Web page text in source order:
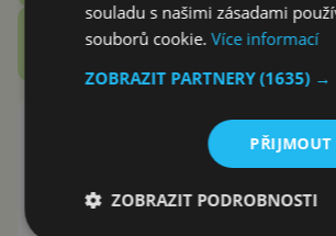
Zobrazit další
Google propojil
aplikacemi.
Vyhledávače
souladu s našimi zásadami
souborů cookie.Více informací
ZOBRAZIT PARTNERY(1635) →
PŘIJMOUT
ZOBRAZIT PODROBNOSTI